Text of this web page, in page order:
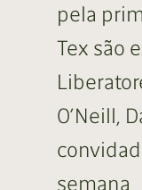
pela
Tex são
O’Neill,
semana